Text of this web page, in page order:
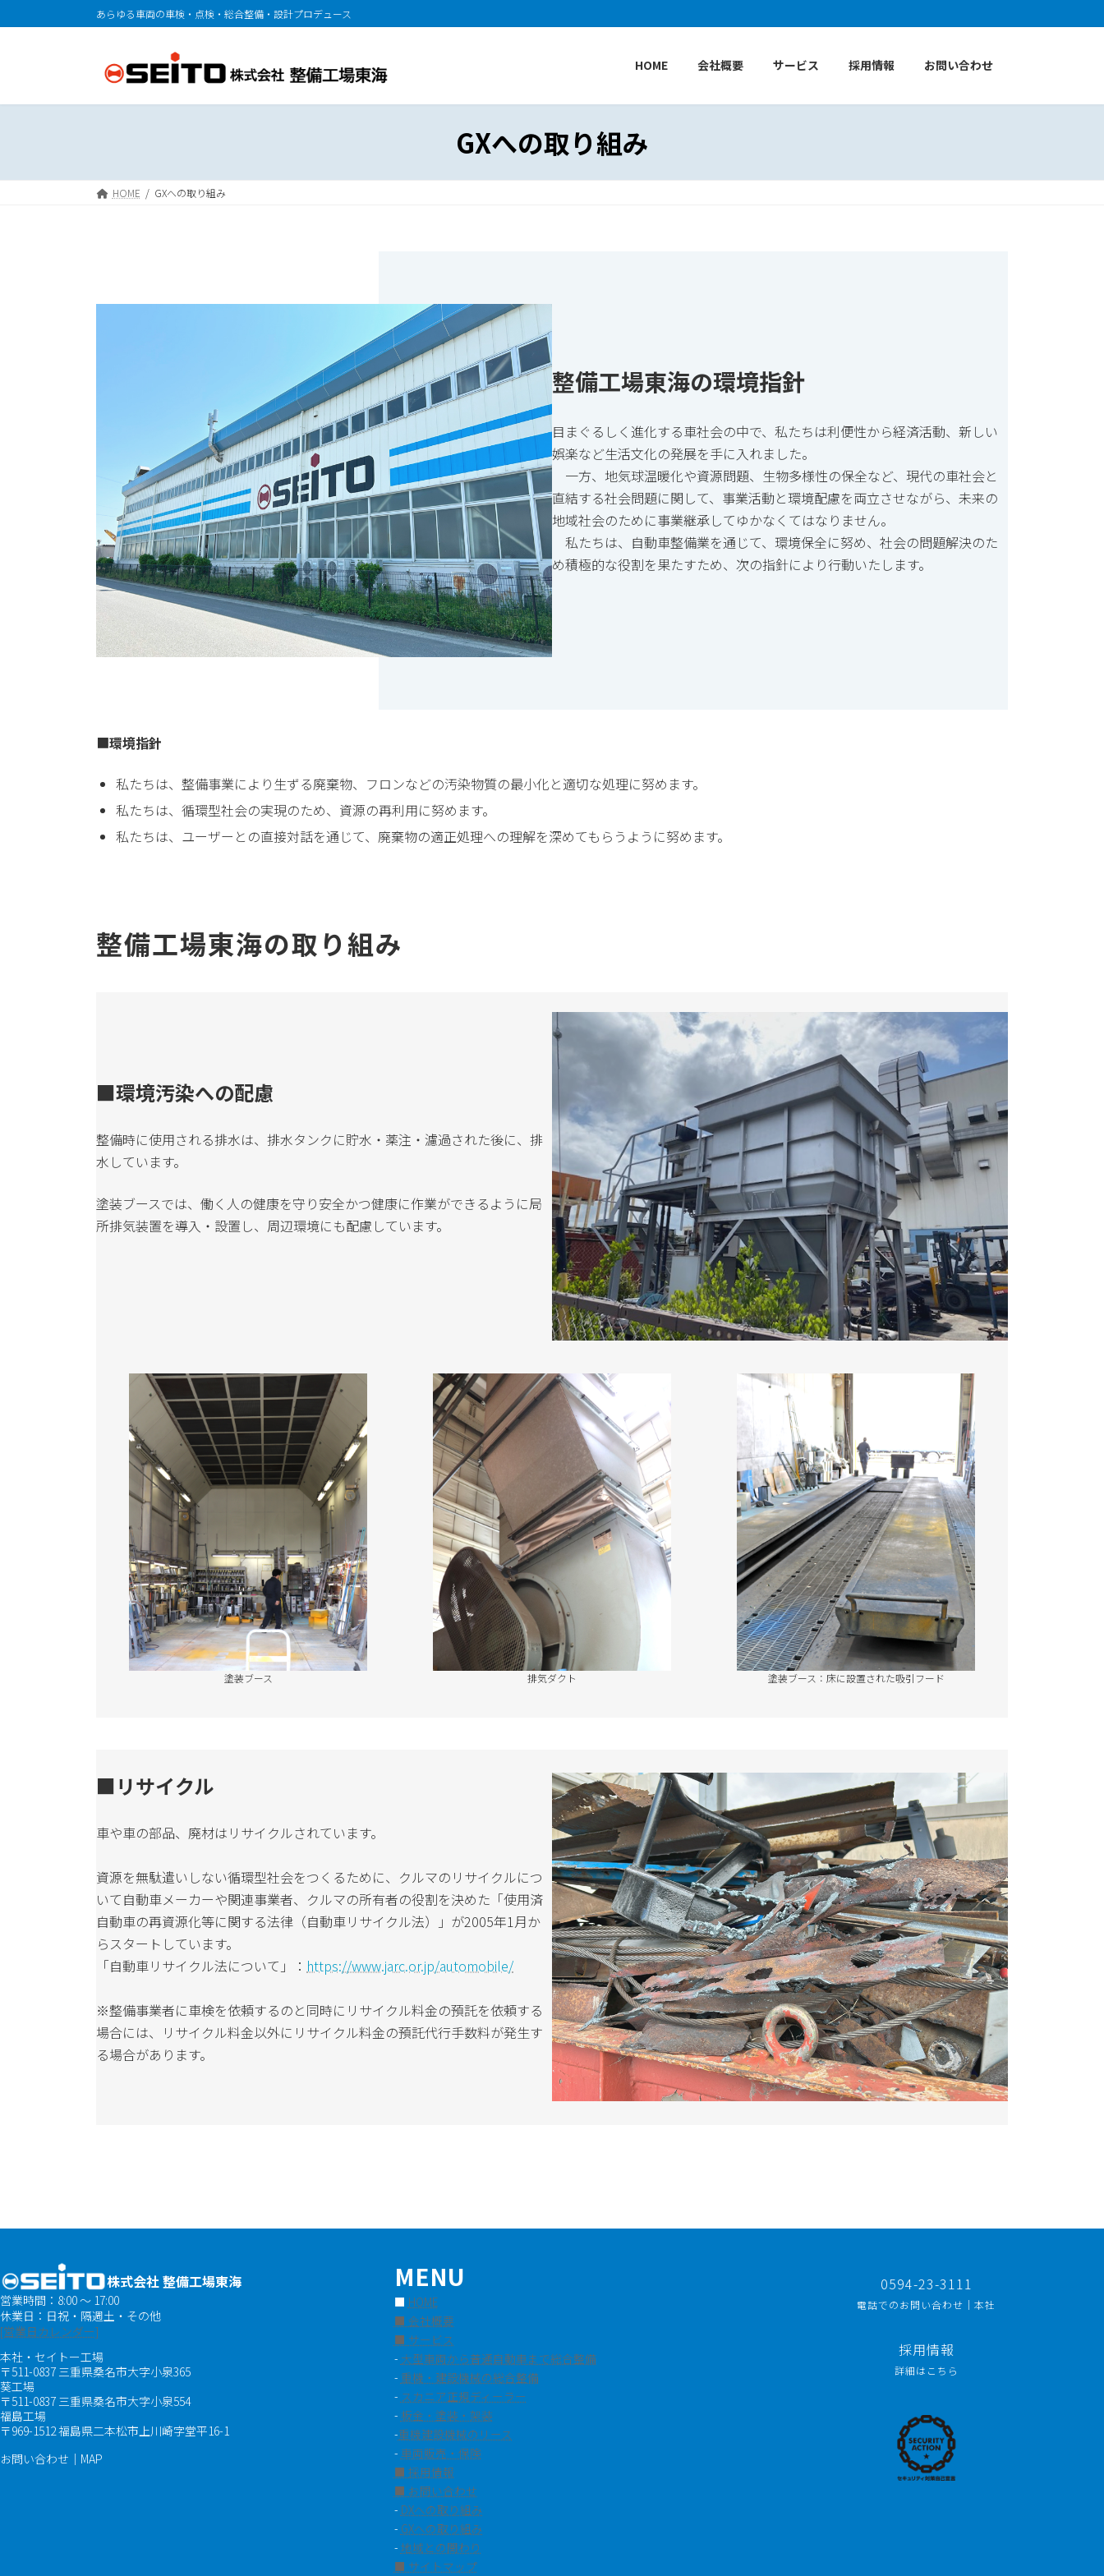
ン
へ
プ
ビ
ョ
動
あらゆる車両の車検・点検・総合整備・設計プロデュース
HOME 会社概要 サービス 採用情報 お問い合わせ
GXへの取り組み
HOME GXへの取り組み
整備工場東海の環境指針
目まぐるしく進化する車社会の中で、私たちは利便性から経済活動、新しい
娯楽など生活文化の発展を手に入れました。
一方、地気球温暖化や資源問題、生物多様性の保全など、現代の車社会と
直結する社会問題に関して、事業活動と環境配慮を両立させながら、未来の
地域社会のために事業継承してゆかなくてはなりません。
私たちは、自動車整備業を通じて、環境保全に努め、社会の問題解決のた
め積極的な役割を果たすため、次の指針により行動いたします。
■環境指針
私たちは、整備事業により生ずる廃棄物、フロンなどの汚染物質の最小化と適切な処理に努めます。
私たちは、循環型社会の実現のため、資源の再利用に努めます。
私たちは、ユーザーとの直接対話を通じて、廃棄物の適正処理への理解を深めてもらうように努めます。
整備工場東海の取り組み
■環境汚染への配慮
整備時に使用される排水は、排水タンクに貯水・薬注・濾過された後に、排
水しています。
塗装ブースでは、働く人の健康を守り安全かつ健康に作業ができるように局
所排気装置を導入・設置し、周辺環境にも配慮しています。
塗装ブース 排気ダクト 塗装ブース：床に設置された吸引フード
■リサイクル
車や車の部品、廃材はリサイクルされています。
資源を無駄遣いしない循環型社会をつくるために、クルマのリサイクルにつ
いて自動車メーカーや関連事業者、クルマの所有者の役割を決めた「使用済
自動車の再資源化等に関する法律（自動車リサイクル法）」が2005年1月か
らスタートしています。
「自動車リサイクル法について」： https://www.jarc.or.jp/automobile/
※整備事業者に車検を依頼するのと同時にリサイクル料金の預託を依頼する
場合には、リサイクル料金以外にリサイクル料金の預託代行手数料が発生す
る場合があります。
株式会社 整備工場東海
営業時間：8:00 ～ 17:00
休業日：日祝・隔週土・その他
[営業日カレンダー]
本社・セイトー工場
〒511-0837 三重県桑名市大字小泉365
葵工場
〒511-0837 三重県桑名市大字小泉554
福島工場
〒969-1512 福島県二本松市上川崎字堂平16-1
お問い合わせ｜MAP
MENU
■ HOME
■ 会社概要
■ サービス
- 大型車両から普通自動車まで総合整備
- 重機・建設機械の総合整備
- スカニア正規ディーラー
- 板金・塗装・架装
-重機建設機械のリース
- 車両販売・保険
■ 採用情報
■ お問い合わせ
- DXへの取り組み
- GXへの取り組み
- 地域との関わり
■ サイトマップ
0594-23-3111
電話でのお問い合わせ｜本社
採用情報
詳細はこちら